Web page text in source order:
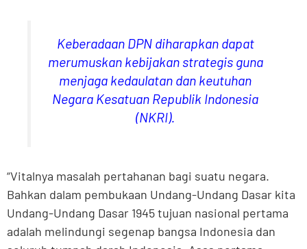
Keberadaan DPN diharapkan dapat
merumuskan kebijakan strategis guna
menjaga kedaulatan dan keutuhan
Negara Kesatuan Republik Indonesia
(NKRI).
“Vitalnya masalah pertahanan bagi suatu negara.
Bahkan dalam pembukaan Undang-Undang Dasar kita
Undang-Undang Dasar 1945 tujuan nasional pertama
adalah melindungi segenap bangsa Indonesia dan